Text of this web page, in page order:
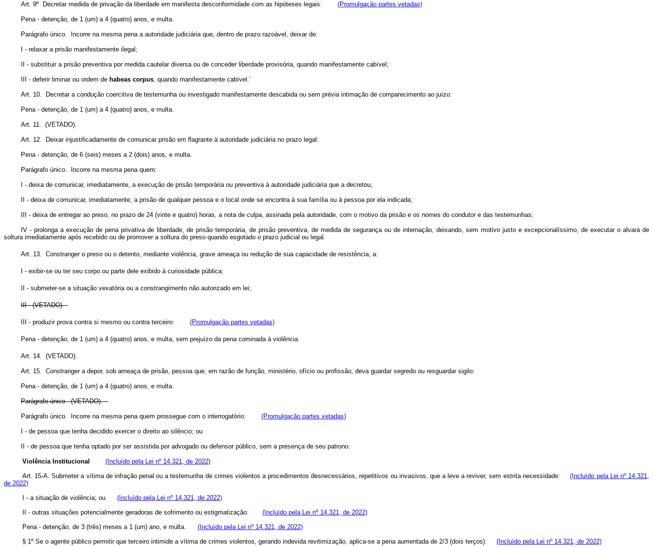
Art. 9º Decretar medida de privação da liberdade em manifesta desconformidade com as hipóteses legais: (Promulgação partes vetadas)
Pena - detenção, de 1 (um) a 4 (quatro) anos, e multa.
Parágrafo único. Incorre na mesma pena a autoridade judiciária que, dentro de prazo razoável, deixar de:
I - relaxar a prisão manifestamente ilegal;
II - substituir a prisão preventiva por medida cautelar diversa ou de conceder liberdade provisória, quando manifestamente cabível;
III - deferir liminar ou ordem de habeas corpus, quando manifestamente cabível.’
Art. 10. Decretar a condução coercitiva de testemunha ou investigado manifestamente descabida ou sem prévia intimação de comparecimento ao juízo:
Pena - detenção, de 1 (um) a 4 (quatro) anos, e multa.
Art. 11. (VETADO).
Art. 12. Deixar injustificadamente de comunicar prisão em flagrante à autoridade judiciária no prazo legal:
Pena - detenção, de 6 (seis) meses a 2 (dois) anos, e multa.
Parágrafo único. Incorre na mesma pena quem:
I - deixa de comunicar, imediatamente, a execução de prisão temporária ou preventiva à autoridade judiciária que a decretou;
II - deixa de comunicar, imediatamente, a prisão de qualquer pessoa e o local onde se encontra à sua família ou à pessoa por ela indicada;
III - deixa de entregar ao preso, no prazo de 24 (vinte e quatro) horas, a nota de culpa, assinada pela autoridade, com o motivo da prisão e os nomes do condutor e das testemunhas;
IV - prolonga a execução de pena privativa de liberdade, de prisão temporária, de prisão preventiva, de medida de segurança ou de internação, deixando, sem motivo justo e excepcionalíssimo, de executar o alvará de
soltura imediatamente após recebido ou de promover a soltura do preso quando esgotado o prazo judicial ou legal.
Art. 13. Constranger o preso ou o detento, mediante violência, grave ameaça ou redução de sua capacidade de resistência, a:
I - exibir-se ou ter seu corpo ou parte dele exibido à curiosidade pública;
II - submeter-se a situação vexatória ou a constrangimento não autorizado em lei;
III - (VETADO).
III - produzir prova contra si mesmo ou contra terceiro: (Promulgação partes vetadas)
Pena - detenção, de 1 (um) a 4 (quatro) anos, e multa, sem prejuízo da pena cominada à violência.
Art. 14. (VETADO).
Art. 15. Constranger a depor, sob ameaça de prisão, pessoa que, em razão de função, ministério, ofício ou profissão, deva guardar segredo ou resguardar sigilo:
Pena - detenção, de 1 (um) a 4 (quatro) anos, e multa.
Parágrafo único. (VETADO).
Parágrafo único. Incorre na mesma pena quem prossegue com o interrogatório: (Promulgação partes vetadas)
I - de pessoa que tenha decidido exercer o direito ao silêncio; ou
II - de pessoa que tenha optado por ser assistida por advogado ou defensor público, sem a presença de seu patrono.
Violência Institucional (Incluído pela Lei nº 14.321, de 2022)
Art. 15-A. Submeter a vítima de infração penal ou a testemunha de crimes violentos a procedimentos desnecessários, repetitivos ou invasivos, que a leve a reviver, sem estrita necessidade:(Incluído pela Lei nº 14.321,
de 2022)
I - a situação de violência; ou (Incluído pela Lei nº 14.321, de 2022)
II - outras situações potencialmente geradoras de sofrimento ou estigmatização: (Incluído pela Lei nº 14.321, de 2022)
Pena - detenção, de 3 (três) meses a 1 (um) ano, e multa. (Incluído pela Lei nº 14.321, de 2022)
§ 1º Se o agente público permitir que terceiro intimide a vítima de crimes violentos, gerando indevida revitimização, aplica-se a pena aumentada de 2/3 (dois terços). (Incluído pela Lei nº 14.321, de 2022)